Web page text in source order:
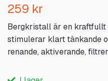
259 kr
Bergkristall är en
stimulerar klart tänkande
renande, aktiverande,